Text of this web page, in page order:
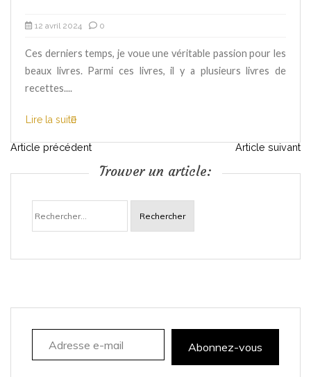
12 avril 2024 0
Ces derniers temps, je voue une véritable passion pour les
beaux livres. Parmi ces livres, il y a plusieurs livres de
recettes....
Lire la suite
N
i
a
Article précédent Article suivant
Trouver un article:
Rechercher :
Adresse e-mail
Abonnez-vous